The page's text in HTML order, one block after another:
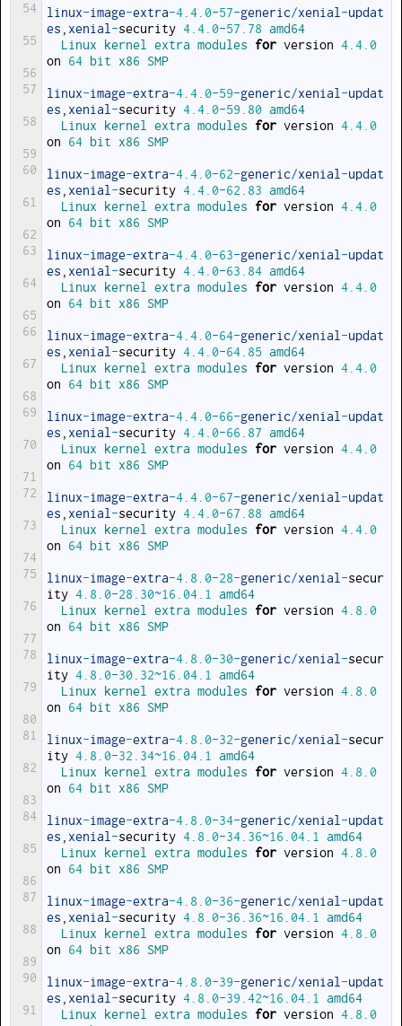
54
55
56
57
58
59
60
61
62
63
64
65
66
67
68
69
70
71
72
73
74
75
76
77
78
79
80
81
82
83
84
85
86
87
88
89
90
91
linux-image-extra-4.4.0-57-generic/xenial -updat
es
xenial -security 4.4.0-57.78 amd64
Linux
kernel extra modules for version 4.4.0
on
64 bit x86 SMP
linux-image-extra-4.4.0-59-generic/xenial -updat
es
xenial -security 4.4.0-59.80 amd64
Linux
kernel extra modules for version 4.4.0
on
64 bit x86 SMP
linux-image-extra-4.4.0-62-generic/xenial -updat
es
xenial -security 4.4.0-62.83 amd64
Linux
kernel extra modules for version 4.4.0
on
64 bit x86 SMP
linux-image-extra-4.4.0-63-generic/xenial -updat
es
xenial -security 4.4.0-63.84 amd64
Linux
kernel extra modules for version 4.4.0
on
64 bit x86 SMP
linux-image-extra-4.4.0-64-generic/xenial -updat
es
xenial -security 4.4.0-64.85 amd64
Linux
kernel extra modules for version 4.4.0
on
64 bit x86 SMP
linux-image-extra-4.4.0-66-generic/xenial -updat
es
xenial -security 4.4.0-66.87 amd64
Linux
kernel extra modules for version 4.4.0
on
64 bit x86 SMP
linux-image-extra-4.4.0-67-generic/xenial -updat
es
xenial -security 4.4.0-67.88 amd64
Linux
kernel extra modules for version 4.4.0
on
64 bit x86 SMP
linux-image-extra-4.8.0-28-generic/xenial -secur
ity 4.8.0-28.30~16.04.1
amd64
Linux
kernel extra modules for version 4.8.0
on
64 bit x86 SMP
linux-image-extra-4.8.0-30-generic/xenial -secur
ity 4.8.0-30.32~16.04.1
amd64
Linux
kernel extra modules for version 4.8.0
on
64 bit x86 SMP
linux-image-extra-4.8.0-32-generic/xenial -secur
ity 4.8.0-32.34~16.04.1
amd64
Linux
kernel extra modules for version 4.8.0
on
64 bit x86 SMP
linux-image-extra-4.8.0-34-generic/xenial -updat
es
xenial -security 4.8.0-34.36~16.04.1
amd64
Linux
kernel extra modules for version 4.8.0
on
64 bit x86 SMP
linux-image-extra-4.8.0-36-generic/xenial -updat
es
xenial -security 4.8.0-36.36~16.04.1
amd64
Linux
kernel extra modules for version 4.8.0
on
64 bit x86 SMP
linux-image-extra-4.8.0-39-generic/xenial -updat
es
xenial -security 4.8.0-39.42~16.04.1
amd64
Linux
kernel extra modules for version 4.8.0